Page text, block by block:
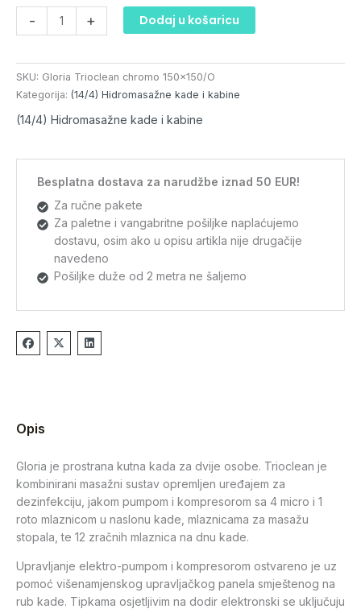
-
količina
+ Dodaj u košaricu
SKU: Gloria Trioclean chromo 150x150/O
Kategorija: (14/4) Hidromasažne kade i kabine
(14/4) Hidromasažne kade i kabine
Besplatna dostava za narudžbe iznad 50 EUR!
Za ručne pakete
Za paletne i vangabritne pošiljke naplaćujemo
dostavu, osim ako u opisu artikla nije drugačije
navedeno
Pošiljke duže od 2 metra ne šaljemo
Opis
Gloria je prostrana kutna kada za dvije osobe. Trioclean je
kombinirani masažni sustav opremljen uređajem za
dezinfekciju, jakom pumpom i kompresorom sa 4 micro i 1
roto mlaznicom u naslonu kade, mlaznicama za masažu
stopala, te 12 zračnih mlaznica na dnu kade.
Upravljanje elektro-pumpom i kompresorom ostvareno je uz
pomoć višenamjenskog upravljačkog panela smještenog na
rub kade. Tipkama osjetljivim na dodir elektronski se uključuju